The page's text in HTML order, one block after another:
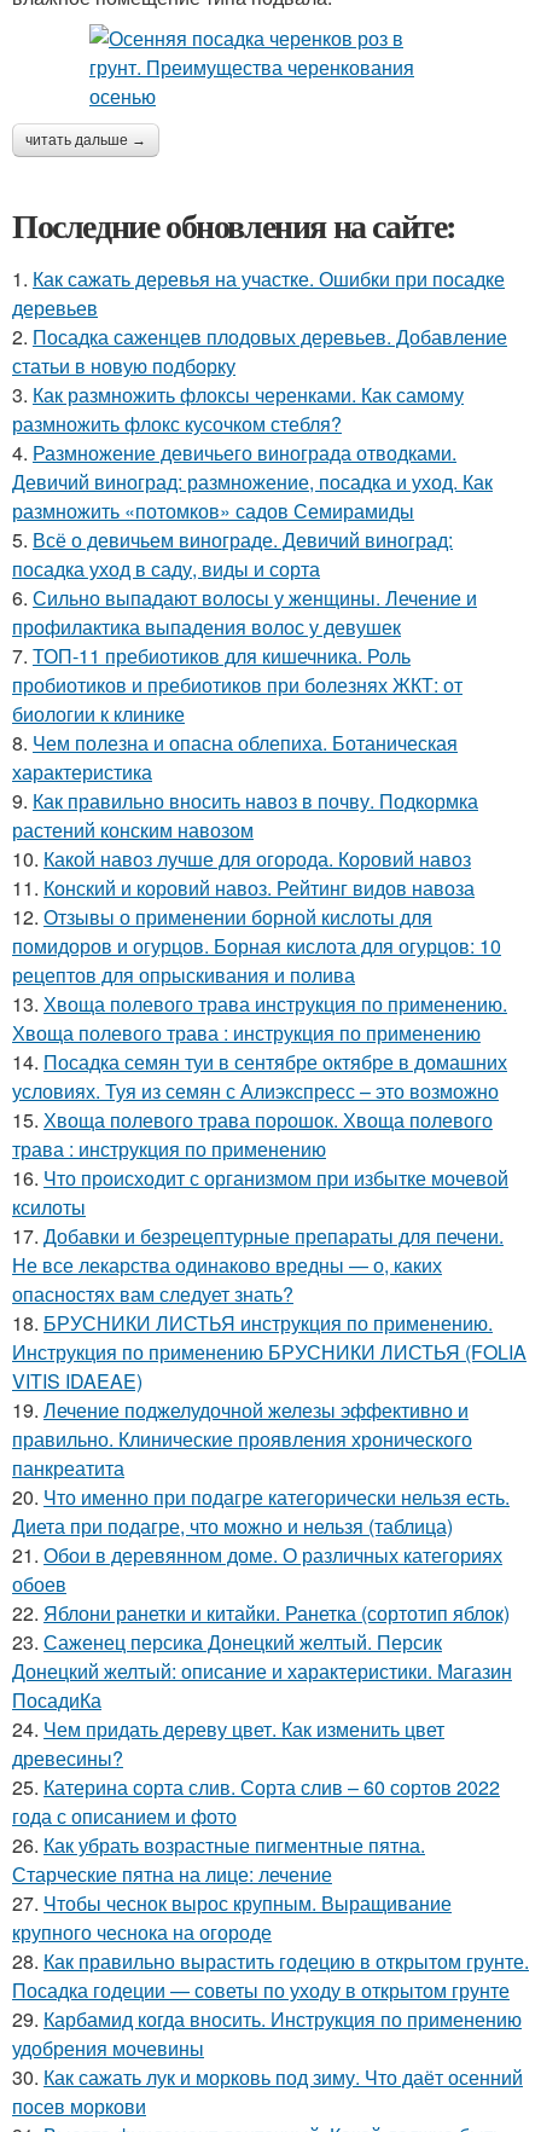
читать дальше →
Последние обновления на сайте:
1. Как сажать деревья на участке. Ошибки при посадке
деревьев
2. Посадка саженцев плодовых деревьев. Добавление
статьи в новую подборку
3. Как размножить флоксы черенками. Как самому
размножить флокс кусочком стебля?
4. Размножение девичьего винограда отводками.
Девичий виноград: размножение, посадка и уход. Как
размножить «потомков» садов Семирамиды
5. Всё о девичьем винограде. Девичий виноград:
посадка уход в саду, виды и сорта
6. Сильно выпадают волосы у женщины. Лечение и
профилактика выпадения волос у девушек
7. ТОП-11 пребиотиков для кишечника. Роль
пробиотиков и пребиотиков при болезнях ЖКТ: от
биологии к клинике
8. Чем полезна и опасна облепиха. Ботаническая
характеристика
9. Как правильно вносить навоз в почву. Подкормка
растений конским навозом
10. Какой навоз лучше для огорода. Коровий навоз
11. Конский и коровий навоз. Рейтинг видов навоза
12. Отзывы о применении борной кислоты для
помидоров и огурцов. Борная кислота для огурцов: 10
рецептов для опрыскивания и полива
13. Хвоща полевого трава инструкция по применению.
Хвоща полевого трава : инструкция по применению
14. Посадка семян туи в сентябре октябре в домашних
условиях. Туя из семян с Алиэкспресс – это возможно
15. Хвоща полевого трава порошок. Хвоща полевого
трава : инструкция по применению
16. Что происходит с организмом при избытке мочевой
ксилоты
17. Добавки и безрецептурные препараты для печени.
Не все лекарства одинаково вредны — о, каких
опасностях вам следует знать?
18. БРУСНИКИ ЛИСТЬЯ инструкция по применению.
Инструкция по применению БРУСНИКИ ЛИСТЬЯ (FOLIA
VITIS IDAEAE)
19. Лечение поджелудочной железы эффективно и
правильно. Клинические проявления хронического
панкреатита
20. Что именно при подагре категорически нельзя есть.
Диета при подагре, что можно и нельзя (таблица)
21. Обои в деревянном доме. О различных категориях
обоев
22. Яблони ранетки и китайки. Ранетка (сортотип яблок)
23. Саженец персика Донецкий желтый. Персик
Донецкий желтый: описание и характеристики. Магазин
ПосадиКа
24. Чем придать дереву цвет. Как изменить цвет
древесины?
25. Катерина сорта слив. Сорта слив – 60 сортов 2022
года с описанием и фото
26. Как убрать возрастные пигментные пятна.
Старческие пятна на лице: лечение
27. Чтобы чеснок вырос крупным. Выращивание
крупного чеснока на огороде
28. Как правильно вырастить годецию в открытом грунте.
Посадка годеции — советы по уходу в открытом грунте
29. Карбамид когда вносить. Инструкция по применению
удобрения мочевины
30. Как сажать лук и морковь под зиму. Что даёт осенний
посев моркови